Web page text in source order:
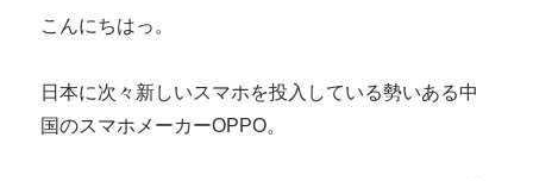
こんにちはっ。
日本に次々新しいスマホを投入している勢いある中
国のスマホメーカーOPPO。